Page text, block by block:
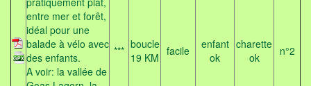
entre mer et forêt,
idéal pour une
balade à vélo avec
des enfants.
A voir: la vallée de
*** boucle
19 KM facile
enfant
ok
charette
ok
n°2